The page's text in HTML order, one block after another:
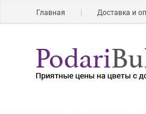
Главная Доставка и